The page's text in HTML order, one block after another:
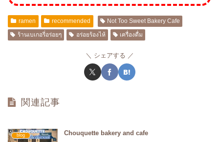
ramen recommended
Not Too Sweet Bakery Cafe
ร้านเบเกอรี่อร่อยๆ
อร่อยร้องไห้ เครื่องดื่ม
シェアする
関連記事
blog Chouquette bakery and cafe